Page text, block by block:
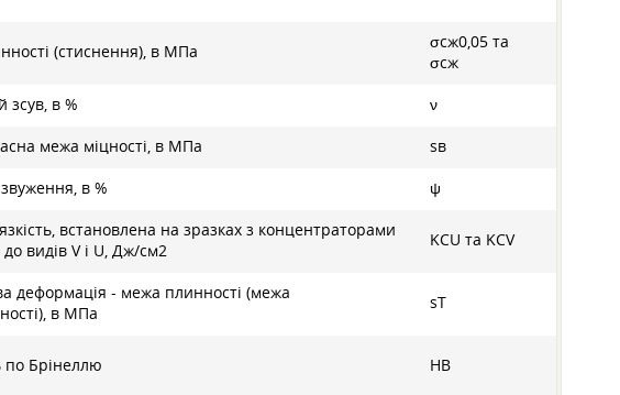
(стиснення), в МПа
σсж0,05 та
σсж
зсув, в % ν
межа міцності, в МПа sв
в % ψ
встановлена на зразках з концентраторами
до видів V і U, Дж/см2
KCU та KCV
деформація - межа плинності (межа
в МПа
sT
по Брінеллю HB